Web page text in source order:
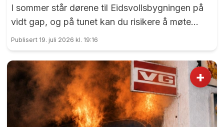
I sommer står dørene til Eidsvollsbygningen på
vidt gap, og på tunet kan du risikere å møte
blide og hjelpsomme sommervikarer som mer
enn gjerne guider deg.
Publisert 19. juli 2026 kl. 19:16
+